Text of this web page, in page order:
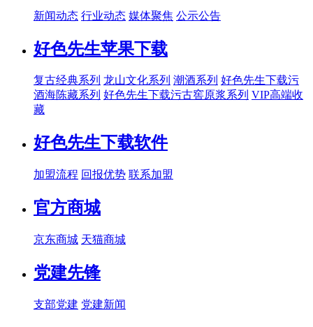
新闻动态 行业动态 媒体聚焦 公示公告
好色先生苹果下载
复古经典系列 龙山文化系列 潮酒系列 好色先生下载污
酒海陈藏系列 好色先生下载污古窖原浆系列 VIP高端收
藏
好色先生下载软件
加盟流程 回报优势 联系加盟
官方商城
京东商城 天猫商城
党建先锋
支部党建 党建新闻